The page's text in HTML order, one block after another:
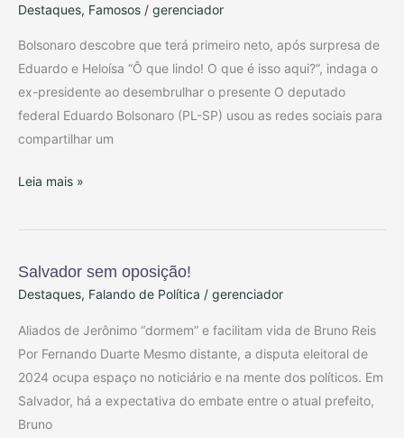
Destaques, Famosos / gerenciador
Bolsonaro descobre que terá primeiro neto, após surpresa de
Eduardo e Heloísa “Ô que lindo! O que é isso aqui?”, indaga o
ex-presidente ao desembrulhar o presente O deputado
federal Eduardo Bolsonaro (PL-SP) usou as redes sociais para
compartilhar um
Bolsonaro
Leia mais »
Salvador sem oposição!
Destaques, Falando de Política / gerenciador
Aliados de Jerônimo “dormem” e facilitam vida de Bruno Reis
Por Fernando Duarte Mesmo distante, a disputa eleitoral de
2024 ocupa espaço no noticiário e na mente dos políticos. Em
Salvador, há a expectativa do embate entre o atual prefeito,
Bruno
Salvador
sem